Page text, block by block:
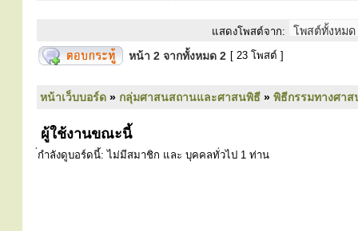
แสดงโพสต์จาก:
หน้า 2 จากทั้งหมด 2 [ 23 โพสต์ ]
หน้าเว็บบอร์ด » กลุ่มศาสนสถานและศาสนพิธี » พิธีกรรมทางศา
ผู้ใช้งานขณะนี้
่กำลังดูบอร์ดนี้: ไม่มีสมาชิก และ บุคคลทั่วไป 1 ท่าน